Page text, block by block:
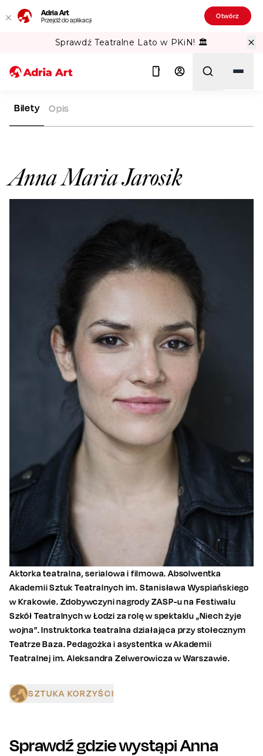
Adria Art
Przejdź do aplikacji Otwórz
Sprawdź Teatralne Lato w PKiN! 🏛️
ADRIA ART
Anna Maria Jarosik
Bilety Opis
Aktorka teatralna, serialowa i filmowa. Absolwentka
Akademii Sztuk Teatralnych im. Stanisława Wyspiańskiego
w Krakowie. Zdobywczyni nagrody ZASP-u na Festiwalu
Szkół Teatralnych w Łodzi za rolę w spektaklu „Niech żyje
wojna”. Instruktorka teatralna działająca przy stołecznym
Teatrze Baza. Pedagożka i asystentka w Akademii
Teatralnej im. Aleksandra Zelwerowicza w Warszawie.
SZTUKA KORZYŚCI
Sprawdź gdzie wystąpiAnna